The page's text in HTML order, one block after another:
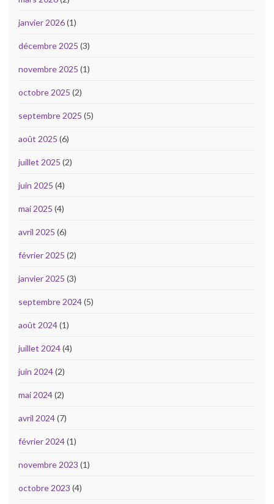
janvier 2026(1)
décembre 2025 (3)
novembre 2025 (1)
octobre 2025 (2)
septembre 2025 (5)
août 2025 (6)
juillet 2025 (2)
juin 2025 (4)
mai 2025 (4)
avril 2025 (6)
février 2025 (2)
janvier 2025 (3)
septembre 2024(5)
août 2024(1)
juillet 2024(4)
juin 2024(2)
mai 2024(2)
avril 2024(7)
février 2024(1)
novembre 2023 (1)
octobre 2023 (4)